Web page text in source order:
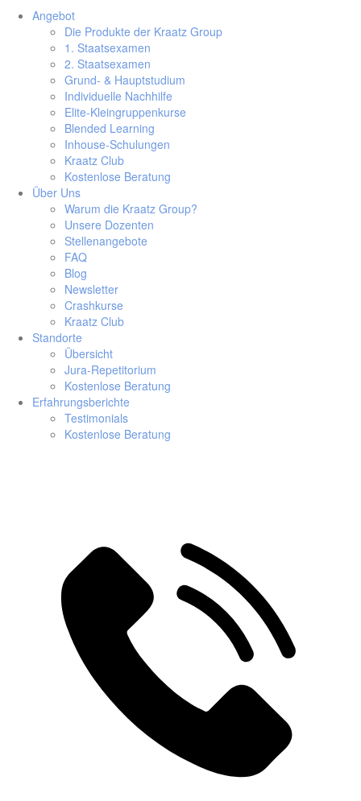
Angebot
Die Produkte der Kraatz Group
1. Staatsexamen
2. Staatsexamen
Grund- & Hauptstudium
Individuelle Nachhilfe
Elite-Kleingruppenkurse
Blended Learning
Inhouse-Schulungen
Kraatz Club
Kostenlose Beratung
Über Uns
Warum die Kraatz Group?
Unsere Dozenten
Stellenangebote
FAQ
Blog
Newsletter
Crashkurse
Kraatz Club
Standorte
Übersicht
Jura-Repetitorium
Kostenlose Beratung
Erfahrungsberichte
Testimonials
Kostenlose Beratung